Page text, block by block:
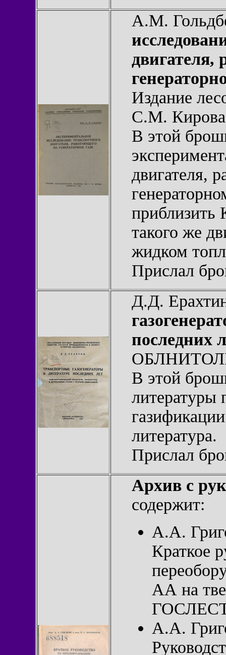
А.М.
двигателя,
Издание
С.М.
В этой
двигателя,
приблизить
такого же
жидком
Прислал
Д.Д.
последних
В этой
литературы
литература.
Прислал
Архив с
содержит:
А.А.
Краткое
АА на
А.А.